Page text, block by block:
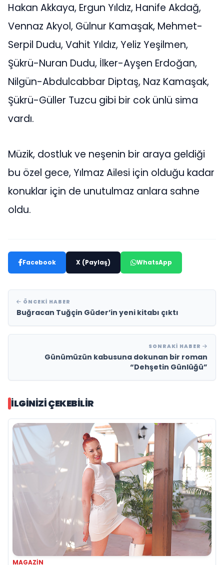
Hakan Akkaya, Ergun Yıldız, Hanife Akdağ,
Vennaz Akyol, Gülnur Kamaşak, Mehmet-
Serpil Dudu, Vahit Yıldız, Yeliz Yeşilmen,
Şükrü-Nuran Dudu, İlker-Ayşen Erdoğan,
Nilgün-Abdulcabbar Diptaş, Naz Kamaşak,
Şükrü-Güller Tuzcu gibi bir cok ünlü sima
vardı.
Müzik, dostluk ve neşenin bir araya geldiği
bu özel gece, Yılmaz Ailesi için olduğu kadar
konuklar için de unutulmaz anlara sahne
oldu.
Facebook X (Paylaş) WhatsApp
ÖNCEKI HABER
Buğracan Tuğçin Güder’in yeni kitabı çıktı
SONRAKI HABER
Günümüzün kabusuna dokunan bir roman
“Dehşetin Günlüğü”
İLGINIZI ÇEKEBILIR
MAGAZIN